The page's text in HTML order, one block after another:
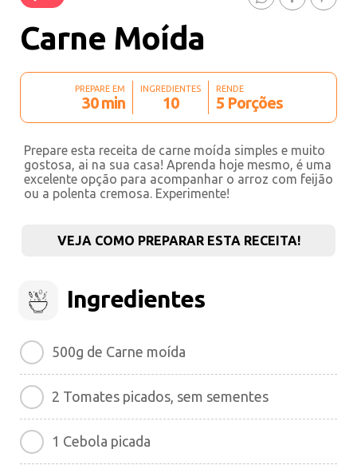
Carne Moída
PREPARE EM
30 min
INGREDIENTES
10
RENDE
5 Porções
Prepare esta receita de carne moída simples e muito
gostosa, ai na sua casa! Aprenda hoje mesmo, é uma
excelente opção para acompanhar o arroz com feijão
ou a polenta cremosa. Experimente!
VEJA COMO PREPARAR ESTA RECEITA!
Ingredientes
500g de Carne moída
2 Tomates picados, sem sementes
1 Cebola picada